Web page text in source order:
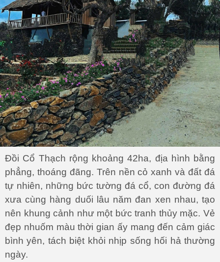
Đồi Cổ Thạch rộng khoảng 42ha, địa hình bằng
phẳng, thoáng đãng. Trên nền cỏ xanh và đất đá
tự nhiên, những bức tường đá cổ, con đường đá
xưa cùng hàng duối lâu năm đan xen nhau, tạo
nên khung cảnh như một bức tranh thủy mặc. Vẻ
đẹp nhuốm màu thời gian ấy mang đến cảm giác
bình yên, tách biệt khỏi nhịp sống hối hả thường
ngày.